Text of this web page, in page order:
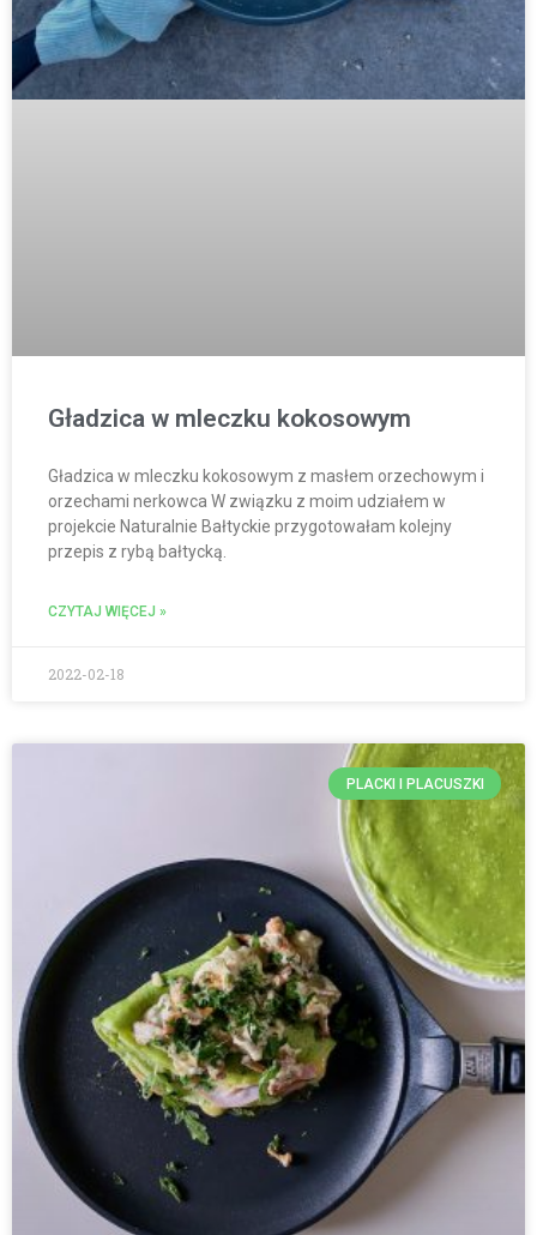
Gładzica w mleczku kokosowym
Gładzica w mleczku kokosowym z masłem orzechowym i
orzechami nerkowca W związku z moim udziałem w
projekcie Naturalnie Bałtyckie przygotowałam kolejny
przepis z rybą bałtycką.
CZYTAJ WIĘCEJ »
2022-02-18
PLACKI I PLACUSZKI